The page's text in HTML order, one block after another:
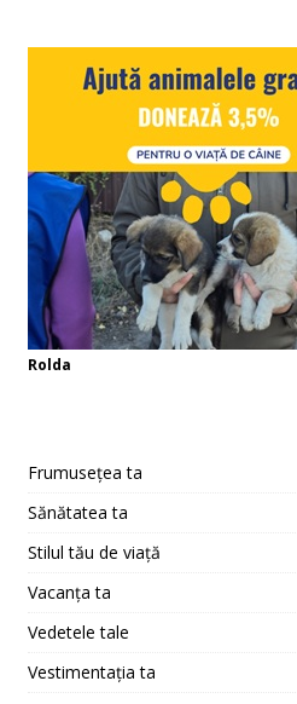
Rolda
Frumusețea ta
Sănătatea ta
Stilul tău de viață
Vacanța ta
Vedetele tale
Vestimentația ta